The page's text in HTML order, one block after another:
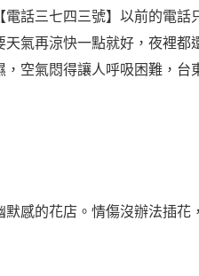
話三七四三號】以前的電話
氣再涼快一點就好，夜裡都
空氣悶得讓人呼吸困難，台
感的花店。情傷沒辦法插